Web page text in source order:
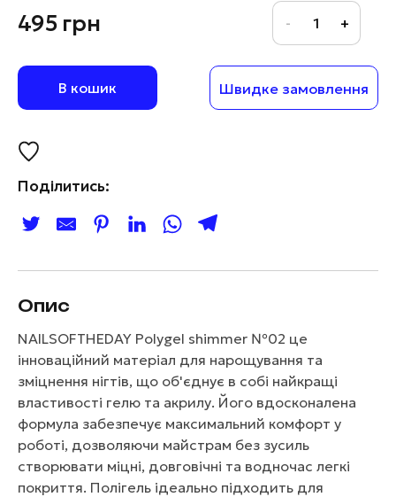
495 грн
В кошик Швидке замовлення
Поділитись:
Опис
NAILSOFTHEDAY Polygel shimmer №02 це
інноваційний матеріал для нарощування та
зміцнення нігтів, що об'єднує в собі найкращі
властивості гелю та акрилу. Його вдосконалена
формула забезпечує максимальний комфорт у
роботі, дозволяючи майстрам без зусиль
створювати міцні, довговічні та водночас легкі
покриття. Полігель ідеально підходить для